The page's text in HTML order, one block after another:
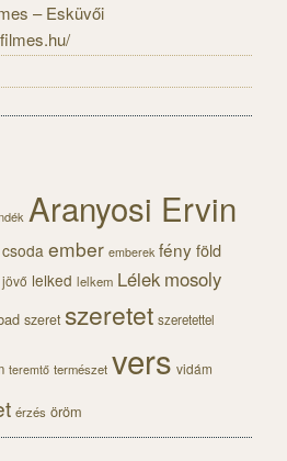
– Esküvői
Aranyosi Ervin
csoda ember emberek fényföld
jövő lelked lelkem Lélek mosoly
szeret szeretet szeretettel
teremtő természet vers vidám
érzés öröm